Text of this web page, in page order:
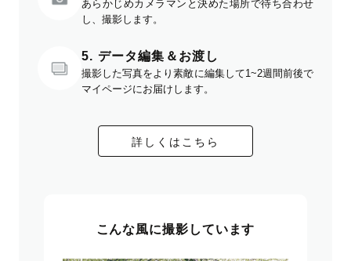
あらかじめカメラマンと決めた場所で待ち合わせ
し、撮影します。
5. データ編集＆お渡し
撮影した写真をより素敵に編集して1~2週間前後で
マイページにお届けします。
詳しくはこちら
こんな風に撮影しています